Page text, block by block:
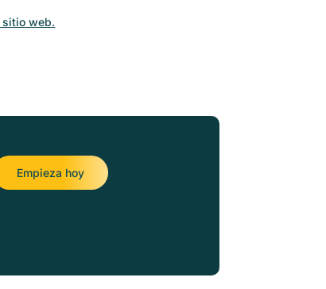
sitio web.
Empieza hoy